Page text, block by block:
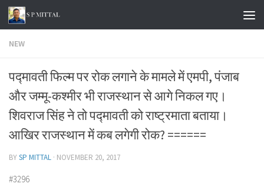
Skip to content
NEW
पद्मावती फिल्म पर रोक लगाने के मामले में एमपी, पंजाब
और जम्मू-कश्मीर भी राजस्थान से आगे निकल गए।
शिवराज सिंह ने तो पद्मावती को राष्ट्रमाता बताया।
आखिर राजस्थान में कब लगेगी रोक? ======
BYSP MITTAL · NOVEMBER 20, 2017
#3296